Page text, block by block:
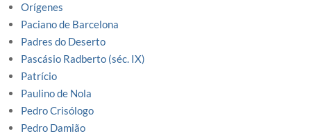
Orígenes
Paciano de Barcelona
Padres do Deserto
Pascásio Radberto (séc. IX)
Patrício
Paulino de Nola
Pedro Crisólogo
Pedro Damião